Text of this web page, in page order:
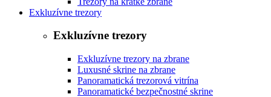
Exkluzívne trezory
Exkluzívne trezory
Exkluzívne trezory na zbrane
Luxusné skrine na zbrane
Panoramatická trezorová vitrína
Panoramatické bezpečnostné skrine